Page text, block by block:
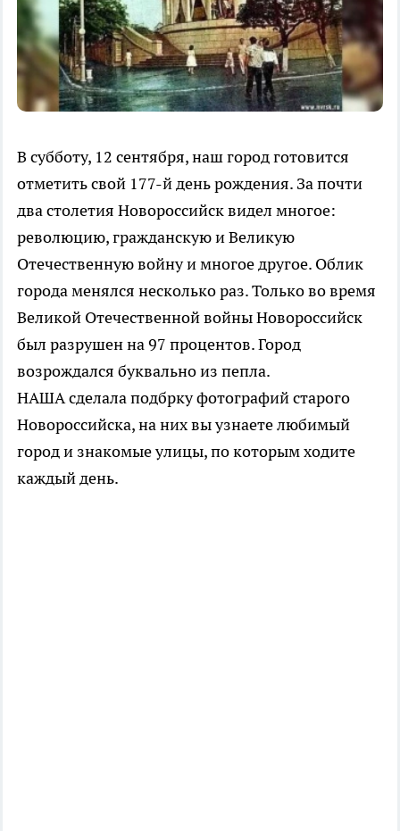
В субботу, 12 сентября, наш город готовится
отметить свой 177-й день рождения. За почти
два столетия Новороссийск видел многое:
революцию, гражданскую и Великую
Отечественную войну и многое другое. Облик
города менялся несколько раз. Только во время
Великой Отечественной войны Новороссийск
был разрушен на 97 процентов. Город
возрождался буквально из пепла.
НАША сделала подбрку фотографий старого
Новороссийска, на них вы узнаете любимый
город и знакомые улицы, по которым ходите
каждый день.